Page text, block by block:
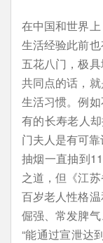
在中国和世界
生活经验此前
五花八门，极
共同点的话，
生活习惯。例
有的长寿老人
门夫人是有可
抽烟一直抽到
之道，但《江
百岁老人性格
倔强、常发脾
“能通过宣泄达